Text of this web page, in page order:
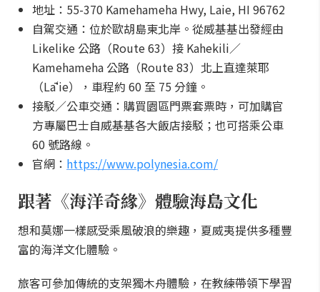
地址：55-370 Kamehameha Hwy, Laie, HI 96762
自駕交通：位於歐胡島東北岸。從威基基出發經由
Likelike 公路（Route 63）接 Kahekili／
Kamehameha 公路（Route 83）北上直達萊耶
（Lāʻie），車程約 60 至 75 分鐘。
接駁／公車交通：購買園區門票套票時，可加購官
方專屬巴士自威基基各大飯店接駁；也可搭乘公車
60 號路線。
官網： https://www.polynesia.com/
跟著《海洋奇緣》體驗海島文化
想和莫娜一樣感受乘風破浪的樂趣，夏威夷提供多種豐
富的海洋文化體驗。
旅客可參加傳統的支架獨木舟體驗，在教練帶領下學習